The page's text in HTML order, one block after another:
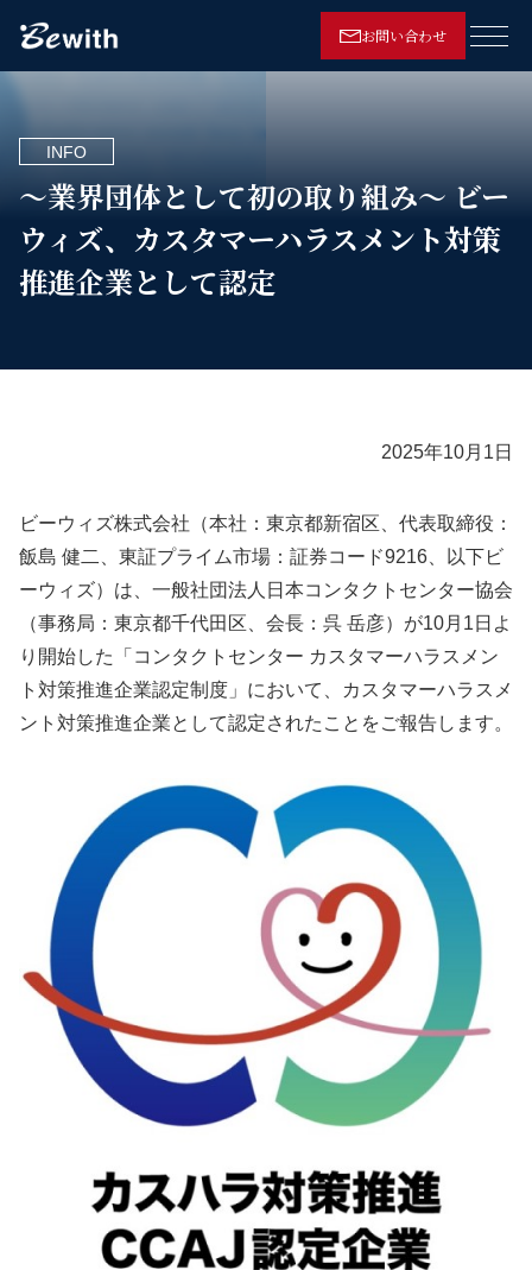
お問い合わせ
メニ
～業界団体として初の取り組み～ ビー
ウィズ、カスタマーハラスメント対策
推進企業として認定
INFO
2025年10月1日
ビーウィズ株式会社（本社：東京都新宿区、代表取締役：
飯島 健二、東証プライム市場：証券コード9216、以下ビ
ーウィズ）は、一般社団法人日本コンタクトセンター協会
（事務局：東京都千代田区、会長：呉 岳彦）が10月1日よ
り開始した「コンタクトセンター カスタマーハラスメン
ト対策推進企業認定制度」において、カスタマーハラスメ
ント対策推進企業として認定されたことをご報告します。